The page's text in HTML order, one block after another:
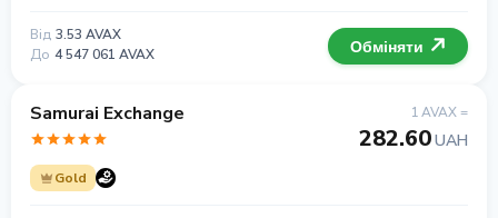
Від 3.53 AVAX
До 4 547 061 AVAX Обміняти
Samurai Exchange
Gold
1 AVAX =
282.60UAH